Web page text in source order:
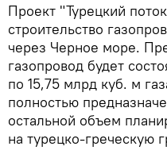
Проект "Турецкий
строительство
через Черное море.
газопровод будет
по 15,75 млрд куб. м
полностью
остальной объем
на турецко-греческую